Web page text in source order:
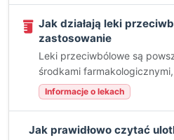
Jak działają leki
zastosowanie
Leki przeciwbólowe są
środkami
Informacje o lekach
Jak prawidłowo czytać